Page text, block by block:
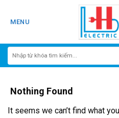
MENU
Nothing Found
It seems we can’t find what